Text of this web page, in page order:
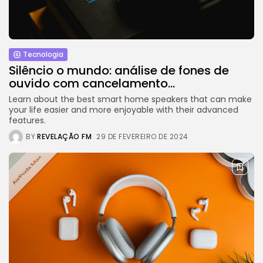
Preparativos e Previsões
Tecnologia
Cibersegurança em 2024:
Protegendo sua vida...
29 DE JANEIRO DE 2025
TRENDING CATEGORIES
Saúde
Tecnologia
14 Articles
Política
10 Articles
Cultura
Tecnologia
Silêncio o mundo: análise de fones de
ouvido com cancelamento...
Learn about the best smart home speakers that can make
your life easier and more enjoyable with their advanced
features.
BYREVELAÇÃO FM 29 DE FEVEREIRO DE 2024